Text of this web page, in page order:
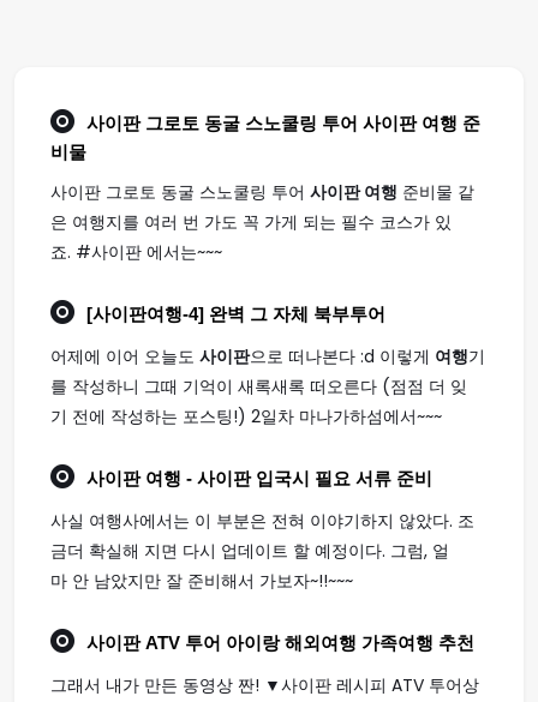
사이판 그로토 동굴 스노쿨링 투어 사이판 여행 준
비물
사이판 그로토 동굴 스노쿨링 투어 사이판 여행 준비물 같
은 여행지를 여러 번 가도 꼭 가게 되는 필수 코스가 있
죠. #사이판 에서는~~~
[사이판여행-4] 완벽 그 자체 북부투어
어제에 이어 오늘도 사이판으로 떠나본다 :d 이렇게 여행기
를 작성하니 그때 기억이 새록새록 떠오른다 (점점 더 잊
기 전에 작성하는 포스팅!) 2일차 마나가하섬에서~~~
사이판 여행 - 사이판 입국시 필요 서류 준비
사실 여행사에서는 이 부분은 전혀 이야기하지 않았다. 조
금더 확실해 지면 다시 업데이트 할 예정이다. 그럼, 얼
마 안 남았지만 잘 준비해서 가보자~!!~~~
사이판ATV 투어 아이랑 해외 여행 가족여행 추천
그래서 내가 만든 동영상 짠! ▼사이판 레시피 ATV 투어상